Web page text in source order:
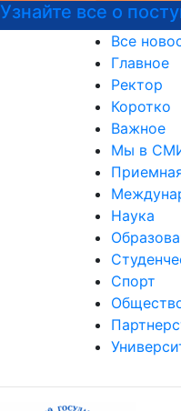
Все
Главное
Ректор
Коротко
Важное
Мы в
Наука
Спорт